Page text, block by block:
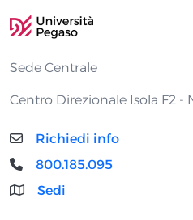
Sede Centrale
Centro Direzionale Isola F2 -
Richiedi info
800.185.095
Sedi